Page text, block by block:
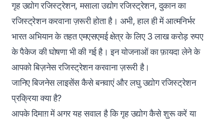
गृह उद्योग रजिस्ट्रेशन, मसाला उद्योग रजिस्ट्रेशन, दुकान का
रजिस्ट्रेशन करवाना ज़रूरी होता है। अभी, हाल ही में आत्मनिर्भर
भारत अभियान के तहत एमएसएमई क्षेत्र के लिए 3 लाख करोड़ रुपए
के पैकेज की घोषणा भी की गई है। इन योजनाओं का फ़ायदा लेने के
आपको बिज़नेस रजिस्ट्रेशन करवाना ज़रूरी है।
जानिए बिजनेस लाइसेंस कैसे बनवाएं और लघु उद्योग रजिस्ट्रेशन
प्रक्रिया क्या है?
आपके दिमाग़ में अगर यह सवाल है कि गृह उद्योग कैसे शुरू करें या